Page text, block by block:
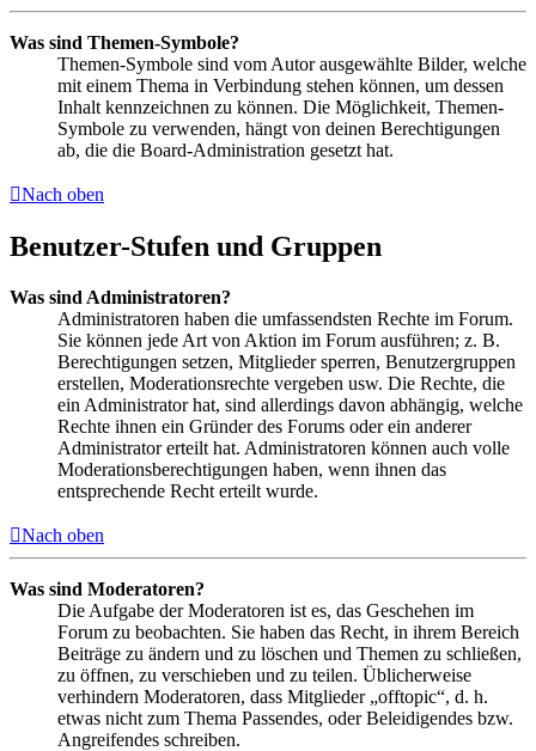
Was sind Themen-Symbole?
Themen-Symbole sind vom Autor ausgewählte Bilder, welche
mit einem Thema in Verbindung stehen können, um dessen
Inhalt kennzeichnen zu können. Die Möglichkeit, Themen-
Symbole zu verwenden, hängt von deinen Berechtigungen
ab, die die Board-Administration gesetzt hat.
Nach oben
Benutzer-Stufen und Gruppen
Was sind Administratoren?
Administratoren haben die umfassendsten Rechte im Forum.
Sie können jede Art von Aktion im Forum ausführen; z. B.
Berechtigungen setzen, Mitglieder sperren, Benutzergruppen
erstellen, Moderationsrechte vergeben usw. Die Rechte, die
ein Administrator hat, sind allerdings davon abhängig, welche
Rechte ihnen ein Gründer des Forums oder ein anderer
Administrator erteilt hat. Administratoren können auch volle
Moderationsberechtigungen haben, wenn ihnen das
entsprechende Recht erteilt wurde.
Nach oben
Was sind Moderatoren?
Die Aufgabe der Moderatoren ist es, das Geschehen im
Forum zu beobachten. Sie haben das Recht, in ihrem Bereich
Beiträge zu ändern und zu löschen und Themen zu schließen,
zu öffnen, zu verschieben und zu teilen. Üblicherweise
verhindern Moderatoren, dass Mitglieder „offtopic“, d. h.
etwas nicht zum Thema Passendes, oder Beleidigendes bzw.
Angreifendes schreiben.